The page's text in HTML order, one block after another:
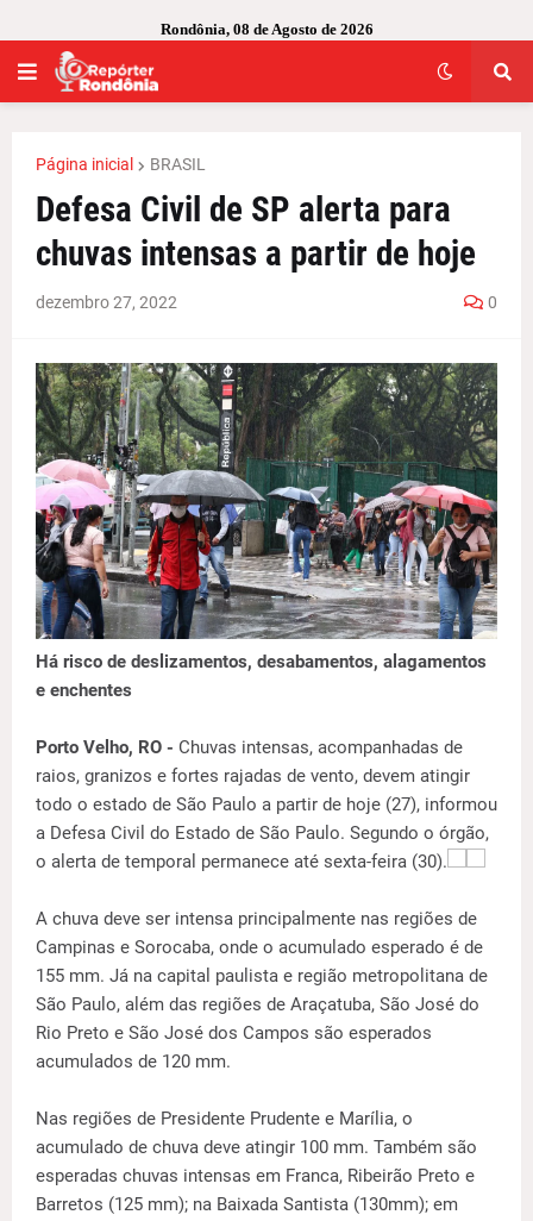
Rondônia, 08 de Agosto de 2026
Página inicial BRASIL
Defesa Civil de SP alerta para
chuvas intensas a partir de hoje
dezembro 27, 2022 0
Há risco de deslizamentos, desabamentos, alagamentos
e enchentes
Porto Velho, RO - Chuvas intensas, acompanhadas de
raios, granizos e fortes rajadas de vento, devem atingir
todo o estado de São Paulo a partir de hoje (27), informou
a Defesa Civil do Estado de São Paulo. Segundo o órgão,
o alerta de temporal permanece até sexta-feira (30).
A chuva deve ser intensa principalmente nas regiões de
Campinas e Sorocaba, onde o acumulado esperado é de
155 mm. Já na capital paulista e região metropolitana de
São Paulo, além das regiões de Araçatuba, São José do
Rio Preto e São José dos Campos são esperados
acumulados de 120 mm.
Nas regiões de Presidente Prudente e Marília, o
acumulado de chuva deve atingir 100 mm. Também são
esperadas chuvas intensas em Franca, Ribeirão Preto e
Barretos (125 mm); na Baixada Santista (130mm); em